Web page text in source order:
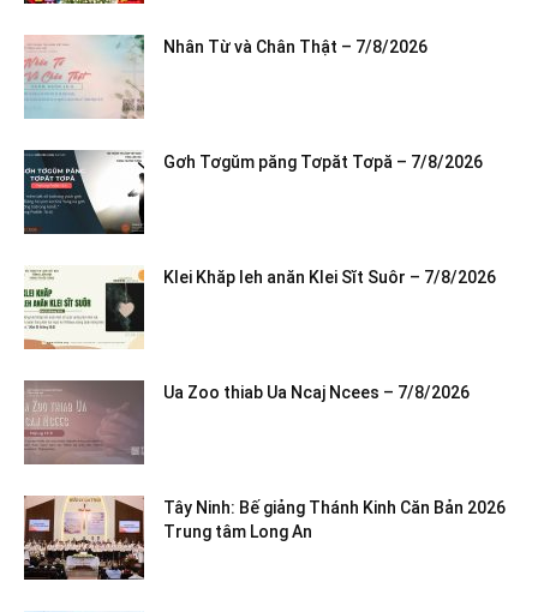
Nhân Từ và Chân Thật – 7/8/2026
Gơh Tơgŭm păng Tơpăt Tơpă – 7/8/2026
Klei Khăp leh anăn Klei Sĭt Suôr – 7/8/2026
Ua Zoo thiab Ua Ncaj Ncees – 7/8/2026
Tây Ninh: Bế giảng Thánh Kinh Căn Bản 2026
Trung tâm Long An